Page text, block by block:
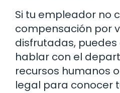
Si tu empleador no
compensación por
disfrutadas,
hablar con el
recursos humanos
legal para conocer